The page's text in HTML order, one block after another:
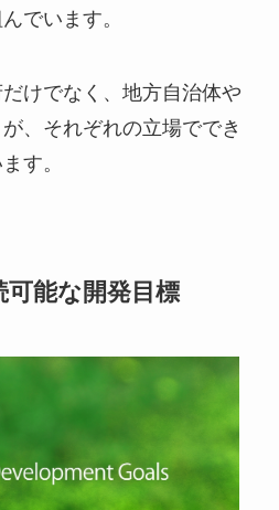
でいます。
けでなく、地方自治体や
、それぞれの立場ででき
す。
能な開発目標